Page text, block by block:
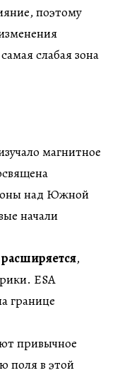
поэтому
слабая зона
магнитное
над Южной
начали
,
ESA
границе
привычное
поля в этой